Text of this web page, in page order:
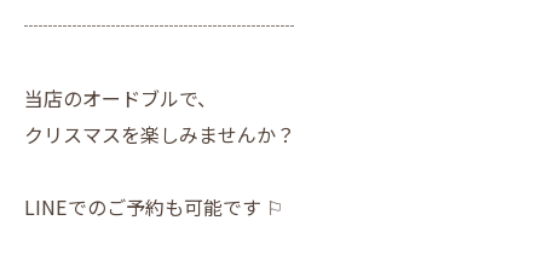
┈┈┈┈┈┈┈┈┈┈┈┈┈┈
当店のオードブルで、
クリスマスを楽しみませんか？
LINEでのご予約も可能です ⚐